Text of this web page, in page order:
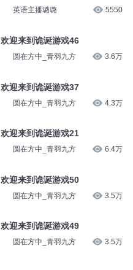
英语主播璐璐 5550
欢迎来到诡诞游戏46
圆在方中_青羽九方 3.6万
欢迎来到诡诞游戏37
圆在方中_青羽九方 4.3万
欢迎来到诡诞游戏21
圆在方中_青羽九方 6.4万
欢迎来到诡诞游戏50
圆在方中_青羽九方 3.5万
欢迎来到诡诞游戏49
圆在方中_青羽九方 3.5万